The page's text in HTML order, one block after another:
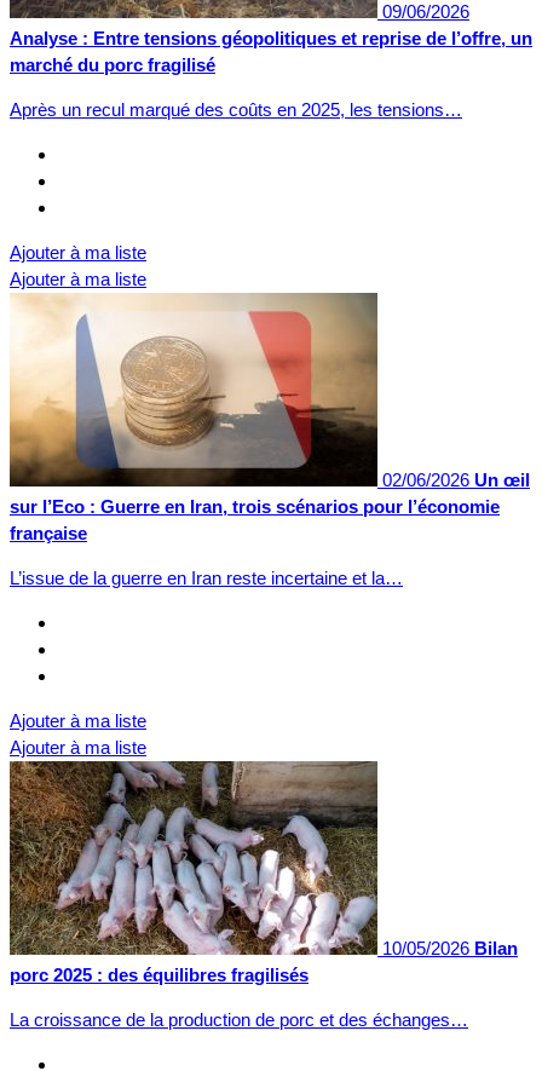
09/06/2026
Analyse : Entre tensions géopolitiques et reprise de l’offre, un
marché du porc fragilisé
Après un recul marqué des coûts en 2025, les tensions…
Ajouter à ma liste
Ajouter à ma liste
02/06/2026 Un œil
sur l’Eco : Guerre en Iran, trois scénarios pour l’économie
française
L’issue de la guerre en Iran reste incertaine et la…
Ajouter à ma liste
Ajouter à ma liste
10/05/2026 Bilan
porc 2025 : des équilibres fragilisés
La croissance de la production de porc et des échanges…